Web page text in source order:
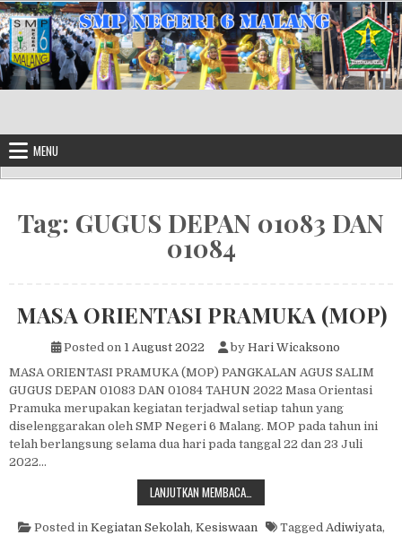
Skip to content
MENU
Tag: GUGUS DEPAN 01083 DAN
01084
MASA ORIENTASI PRAMUKA (MOP)
Posted on 1 August 2022 by Hari Wicaksono
MASA ORIENTASI PRAMUKA (MOP) PANGKALAN AGUS SALIM
GUGUS DEPAN 01083 DAN 01084 TAHUN 2022 Masa Orientasi
Pramuka merupakan kegiatan terjadwal setiap tahun yang
diselenggarakan oleh SMP Negeri 6 Malang. MOP pada tahun ini
telah berlangsung selama dua hari pada tanggal 22 dan 23 Juli
2022…
LANJUTKAN MEMBACA…
Posted in Kegiatan Sekolah, Kesiswaan Tagged Adiwiyata,